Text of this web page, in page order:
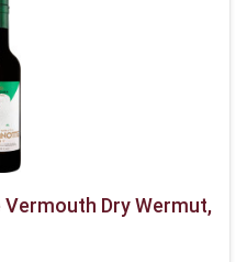
Vermouth Dry Wermut,